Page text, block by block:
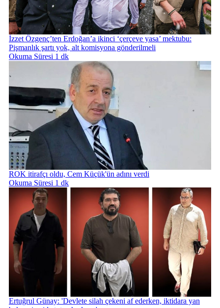
İzzet Özgenç’ten Erdoğan’a ikinci ‘çerçeve yasa’ mektubu:
Pişmanlık şartı yok, alt komisyona gönderilmeli
Okuma Süresi 1 dk
ROK itirafçı oldu, Cem Küçük'ün adını verdi
Okuma Süresi 1 dk
Ertuğrul Günay: 'Devlete silah çekeni af ederken, iktidara yan